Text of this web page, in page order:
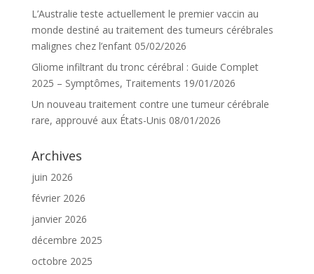
L’Australie teste actuellement le premier vaccin au
monde destiné au traitement des tumeurs cérébrales
malignes chez l’enfant 05/02/2026
Gliome infiltrant du tronc cérébral : Guide Complet
2025 – Symptômes, Traitements 19/01/2026
Un nouveau traitement contre une tumeur cérébrale
rare, approuvé aux États-Unis 08/01/2026
Archives
juin 2026
février 2026
janvier 2026
décembre 2025
octobre 2025